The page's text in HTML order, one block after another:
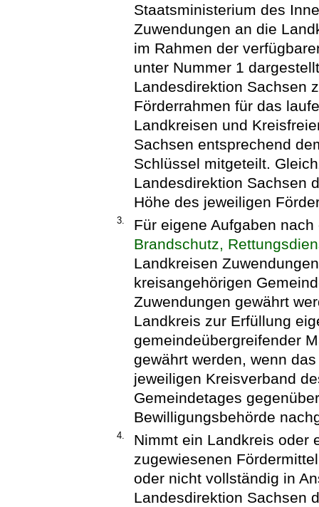
Staatsministerium des
Zuwendungen an die
im Rahmen der
unter Nummer 1
Landesdirektion Sachsen
Förderrahmen für das
Landkreisen und
Sachsen entsprechend
Schlüssel mitgeteilt.
Landesdirektion Sachsen
Höhe des jeweiligen
3.
Für eigene Aufgaben
Brandschutz,
Landkreisen
kreisangehörigen
Zuwendungen gewährt
Landkreis zur Erfüllung
gemeindeübergreifender
gewährt werden, wenn
jeweiligen Kreisverband
Gemeindetages
Bewilligungsbehörde
4.
Nimmt ein Landkreis oder
zugewiesenen
oder nicht vollständig in
Landesdirektion Sachsen